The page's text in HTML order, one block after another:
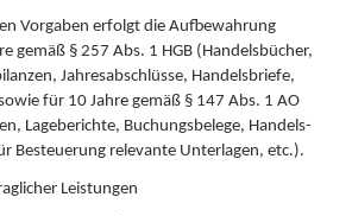
Vorgaben erfolgt die Aufbewahrung
gemäß § 257 Abs. 1 HGB (Handelsbücher,
Jahresabschlüsse, Handelsbriefe,
für 10 Jahre gemäß § 147 Abs. 1 AO
Lageberichte, Buchungsbelege, Handels-
Besteuerung relevante Unterlagen, etc.).
Leistungen